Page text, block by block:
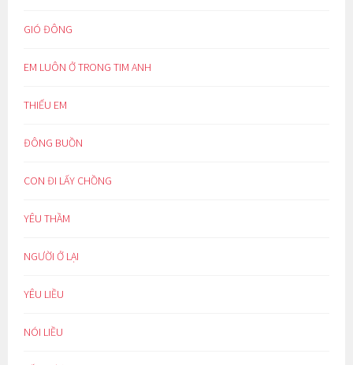
GIÓ ĐÔNG
EM LUÔN Ở TRONG TIM ANH
THIẾU EM
ĐÔNG BUỒN
CON ĐI LẤY CHỒNG
YÊU THẦM
NGƯỜI Ở LẠI
YÊU LIỀU
NÓI LIỀU